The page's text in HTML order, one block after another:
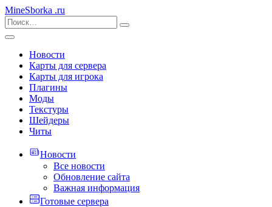
MineSborka .ru
Новости
Карты для сервера
Карты для игрока
Плагины
Моды
Текстуры
Шейдеры
Читы
Новости
Все новости
Обновление сайта
Важная информация
Готовые сервера